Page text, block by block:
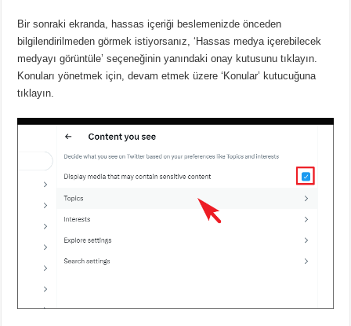
Bir sonraki ekranda, hassas içeriği beslemenizde önceden
bilgilendirilmeden görmek istiyorsanız, ‘Hassas medya içerebilecek
medyayı görüntüle’ seçeneğinin yanındaki onay kutusunu tıklayın.
Konuları yönetmek için, devam etmek üzere ‘Konular’ kutucuğuna
tıklayın.